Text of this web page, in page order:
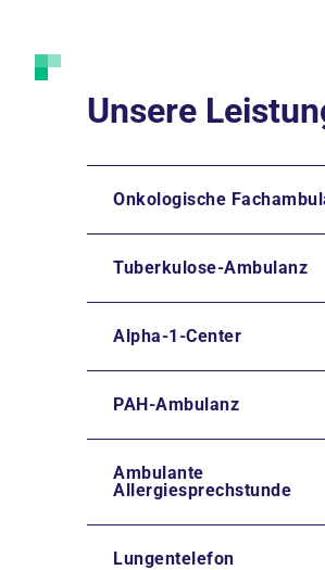
Unsere
Onkologische
Tuberkulose-Ambulanz
Alpha-1-Center
PAH-Ambulanz
Ambulante
Allergiesprechstunde
Lungentelefon